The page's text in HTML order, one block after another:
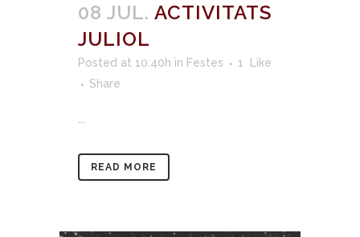
08 JUL. ACTIVITATS
JULIOL
Posted at 10:40h in Festes 1
Like
Share
...
READ MORE